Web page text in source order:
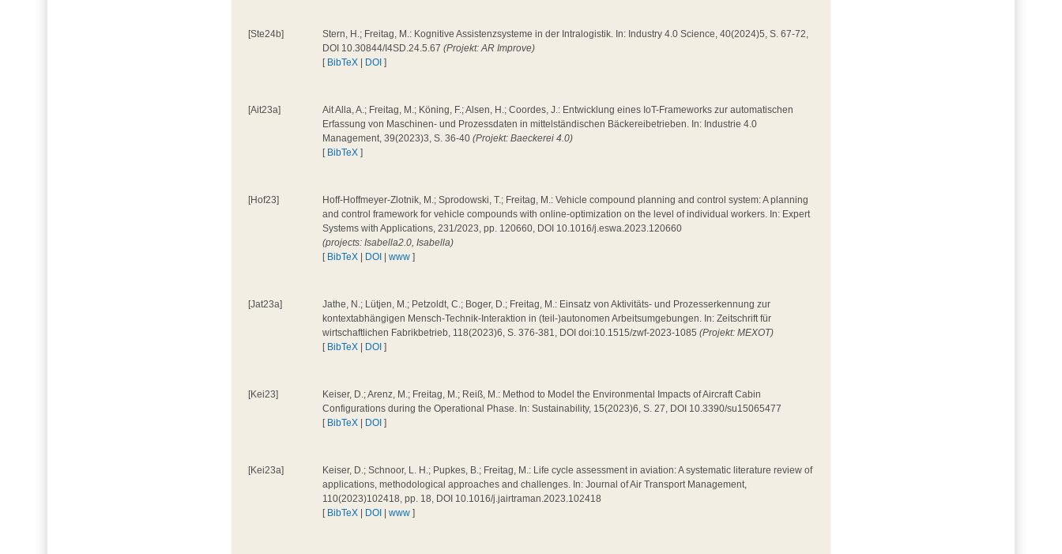
[Ste24b]
Stern, H.; Freitag, M.: Kognitive Assistenzsysteme in der Intralogistik. In: Industry 4.0 Science, 40(2024)5, S. 67-72,
DOI 10.30844/I4SD.24.5.67(Projekt: AR Improve)
[ BibTeX DOI ]
[Ait23a]
Ait Alla, A.; Freitag, M.; Köning, F.; Alsen, H.; Coordes, J.: Entwicklung eines IoT-Frameworks zur automatischen
Erfassung von Maschinen- und Prozessdaten in mittelständischen Bäckereibetrieben. In: Industrie 4.0
Management, 39(2023)3, S. 36-40(Projekt: Baeckerei 4.0)
[ BibTeX ]
[Hof23]
Hoff-Hoffmeyer-Zlotnik, M.; Sprodowski, T.; Freitag, M.: Vehicle compound planning and control system: A planning
and control framework for vehicle compounds with online-optimization on the level of individual workers. In: Expert
Systems with Applications, 231/2023, pp. 120660, DOI 10.1016/j.eswa.2023.120660
(projects: Isabella2.0, Isabella)
[ BibTeX DOI |www ]
[Jat23a]
Jathe, N.; Lütjen, M.; Petzoldt, C.; Boger, D.; Freitag, M.: Einsatz von Aktivitäts- und Prozesserkennung zur
kontextabhängigen Mensch-Technik-Interaktion in (teil-)autonomen Arbeitsumgebungen. In: Zeitschrift für
wirtschaftlichen Fabrikbetrieb, 118(2023)6, S. 376-381, DOI doi:10.1515/zwf-2023-1085(Projekt: MEXOT)
[ BibTeX DOI ]
[Kei23]
Keiser, D.; Arenz, M.; Freitag, M.; Reiß, M.: Method to Model the Environmental Impacts of Aircraft Cabin
Configurations during the Operational Phase. In: Sustainability, 15(2023)6, S. 27, DOI 10.3390/su15065477
[ BibTeX DOI ]
[Kei23a]
Keiser, D.; Schnoor, L. H.; Pupkes, B.; Freitag, M.: Life cycle assessment in aviation: A systematic literature review of
applications, methodological approaches and challenges. In: Journal of Air Transport Management,
110(2023)102418, pp. 18, DOI 10.1016/j.jairtraman.2023.102418
[ BibTeX DOI |www ]